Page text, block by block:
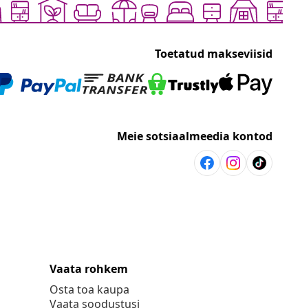
Toetatud makseviisid
Meie sotsiaalmeedia kontod
Vaata rohkem
Osta toa kaupa
Vaata soodustusi